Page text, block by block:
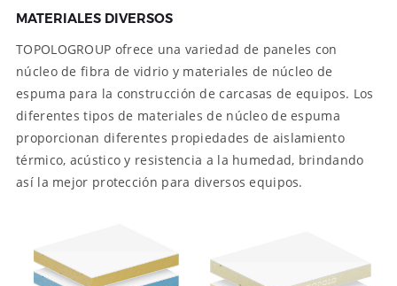
MATERIALES DIVERSOS
TOPOLOGROUP ofrece una variedad de paneles con
núcleo de fibra de vidrio y materiales de núcleo de
espuma para la construcción de carcasas de equipos. Los
diferentes tipos de materiales de núcleo de espuma
proporcionan diferentes propiedades de aislamiento
térmico, acústico y resistencia a la humedad, brindando
así la mejor protección para diversos equipos.